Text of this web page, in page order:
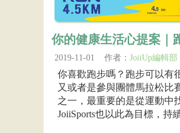
你的健康生活心提案｜
2019-11-01 作者： JoiiUp編輯部
你喜歡跑步嗎？跑步可以有
又或者是參與團體馬拉松比
之一，最重要的是從運動中
JoiiSports也以此為目標，持